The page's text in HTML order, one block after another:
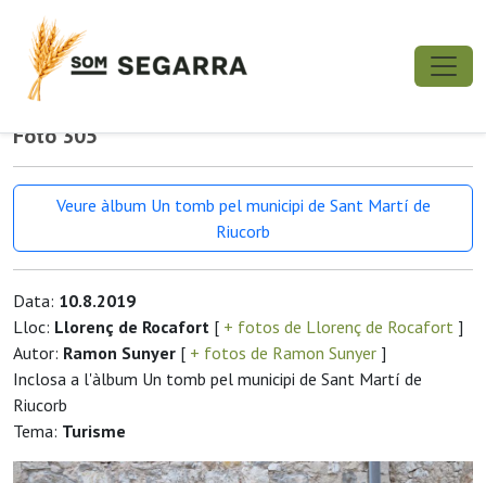
Foto 305
Veure àlbum Un tomb pel municipi de Sant Martí de
Riucorb
Data: 10.8.2019
Lloc: Llorenç de Rocafort [ + fotos de Llorenç de Rocafort ]
Autor: Ramon Sunyer [ + fotos de Ramon Sunyer ]
Inclosa a l'àlbum Un tomb pel municipi de Sant Martí de
Riucorb
Tema: Turisme